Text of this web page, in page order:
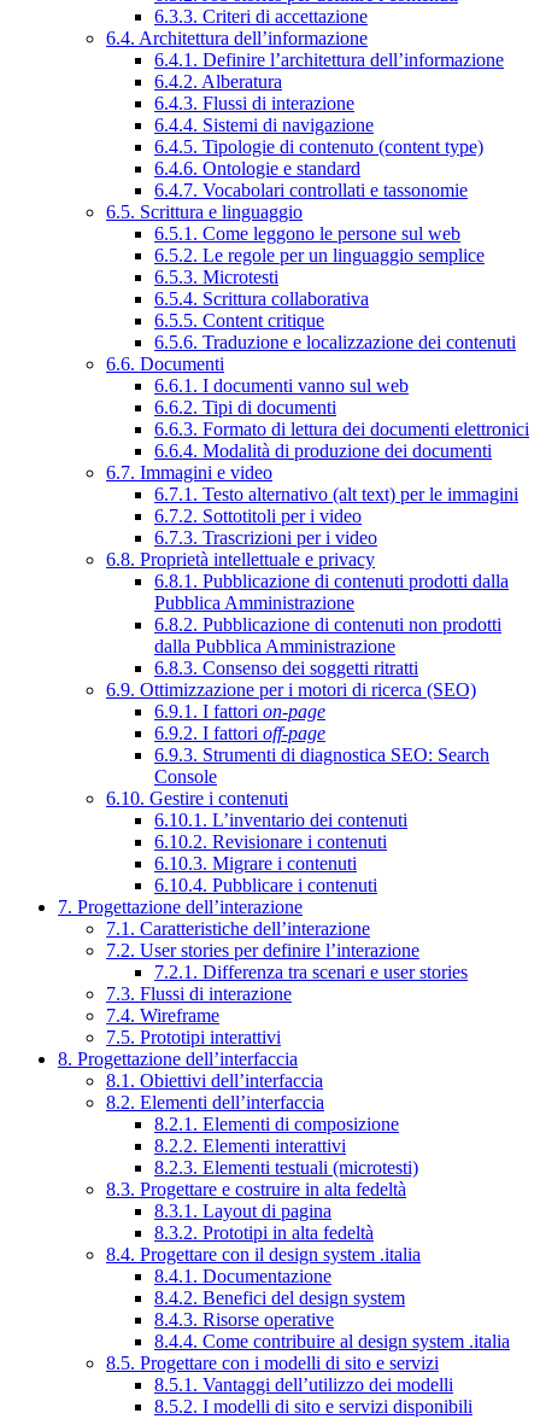
6.3.3. Criteri di accettazione
6.4. Architettura dell’informazione
6.4.1. Definire l’architettura dell’informazione
6.4.2. Alberatura
6.4.3. Flussi di interazione
6.4.4. Sistemi di navigazione
6.4.5. Tipologie di contenuto (content type)
6.4.6. Ontologie e standard
6.4.7. Vocabolari controllati e tassonomie
6.5. Scrittura e linguaggio
6.5.1. Come leggono le persone sul web
6.5.2. Le regole per un linguaggio semplice
6.5.3. Microtesti
6.5.4. Scrittura collaborativa
6.5.5. Content critique
6.5.6. Traduzione e localizzazione dei contenuti
6.6. Documenti
6.6.1. I documenti vanno sul web
6.6.2. Tipi di documenti
6.6.3. Formato di lettura dei documenti elettronici
6.6.4. Modalità di produzione dei documenti
6.7. Immagini e video
6.7.1. Testo alternativo (alt text) per le immagini
6.7.2. Sottotitoli per i video
6.7.3. Trascrizioni per i video
6.8. Proprietà intellettuale e privacy
6.8.1. Pubblicazione di contenuti prodotti dalla
Pubblica Amministrazione
6.8.2. Pubblicazione di contenuti non prodotti
dalla Pubblica Amministrazione
6.8.3. Consenso dei soggetti ritratti
6.9. Ottimizzazione per i motori di ricerca (SEO)
6.9.1. I fattori on-page
6.9.2. I fattori off-page
6.9.3. Strumenti di diagnostica SEO: Search
Console
6.10. Gestire i contenuti
6.10.1. L’inventario dei contenuti
6.10.2. Revisionare i contenuti
6.10.3. Migrare i contenuti
6.10.4. Pubblicare i contenuti
7. Progettazione dell’interazione
7.1. Caratteristiche dell’interazione
7.2. User stories per definire l’interazione
7.2.1. Differenza tra scenari e user stories
7.3. Flussi di interazione
7.4. Wireframe
7.5. Prototipi interattivi
8. Progettazione dell’interfaccia
8.1. Obiettivi dell’interfaccia
8.2. Elementi dell’interfaccia
8.2.1. Elementi di composizione
8.2.2. Elementi interattivi
8.2.3. Elementi testuali (microtesti)
8.3. Progettare e costruire in alta fedeltà
8.3.1. Layout di pagina
8.3.2. Prototipi in alta fedeltà
8.4. Progettare con il design system .italia
8.4.1. Documentazione
8.4.2. Benefici del design system
8.4.3. Risorse operative
8.4.4. Come contribuire al design system .italia
8.5. Progettare con i modelli di sito e servizi
8.5.1. Vantaggi dell’utilizzo dei modelli
8.5.2. I modelli di sito e servizi disponibili